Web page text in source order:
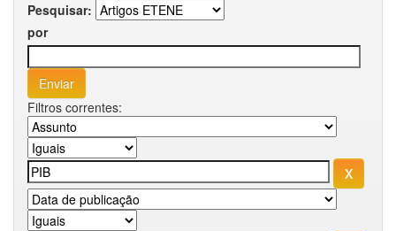
Pesquisar:
por
Filtros correntes: